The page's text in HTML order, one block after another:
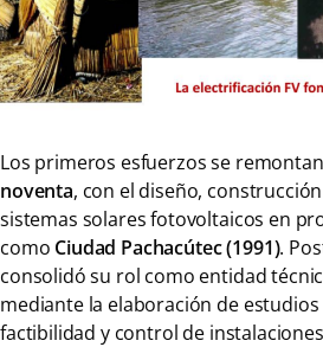
Los primeros esfuerzos se
noventa, con el diseño,
sistemas solares fotovoltaicos en
como Ciudad Pachacútec (1991).
consolidó su rol como entidad
mediante la elaboración de
factibilidad y control de